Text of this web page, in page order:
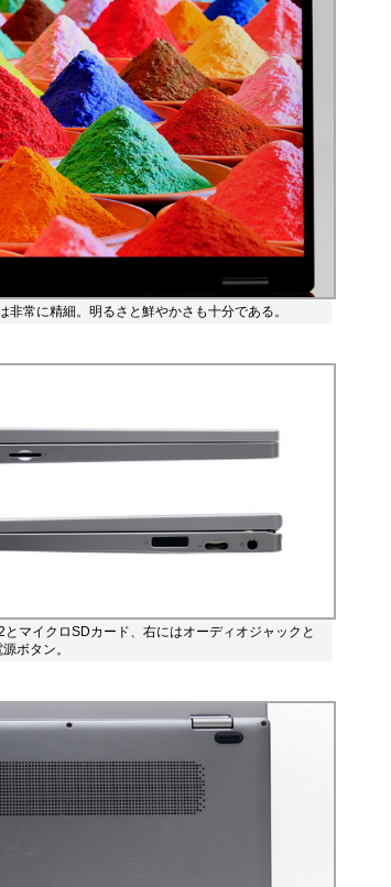
常に精細。明るさと鮮やかさも十分である。
マイクロSDカード、右にはオーディオジャックと
ボタン。